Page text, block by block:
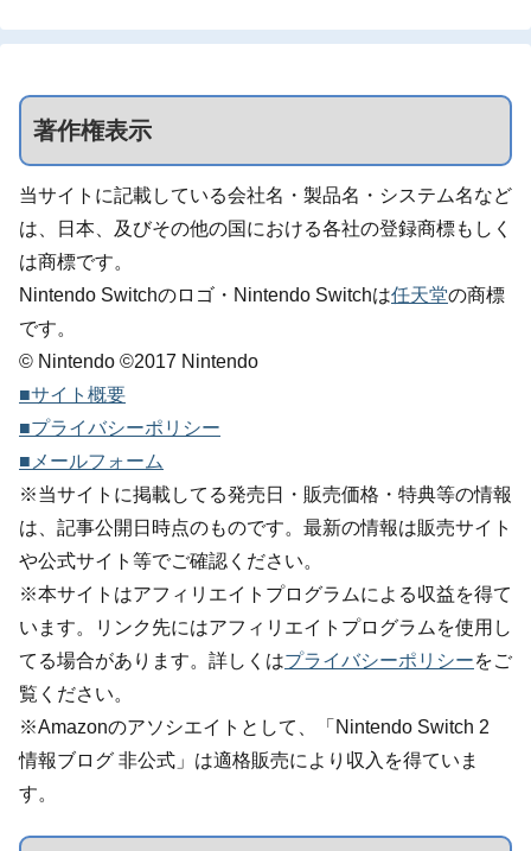
著作権表示
当サイトに記載している会社名・製品名・システム名など
は、日本、及びその他の国における各社の登録商標もしく
は商標です。
Nintendo Switchのロゴ・Nintendo Switchは任天堂の商標
です。
© Nintendo ©2017 Nintendo
■サイト概要
■プライバシーポリシー
■メールフォーム
※当サイトに掲載してる発売日・販売価格・特典等の情報
は、記事公開日時点のものです。最新の情報は販売サイト
や公式サイト等でご確認ください。
※本サイトはアフィリエイトプログラムによる収益を得て
います。リンク先にはアフィリエイトプログラムを使用し
てる場合があります。詳しくはプライバシーポリシーをご
覧ください。
※Amazonのアソシエイトとして、「Nintendo Switch 2
情報ブログ 非公式」は適格販売により収入を得ていま
す。